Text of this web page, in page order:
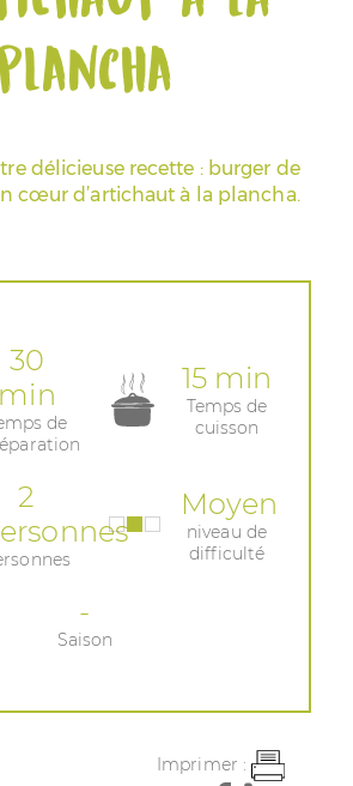
Presse
délicieuse recette : burger de
cœur d’artichaut à la plancha.
30
min
de
15 min
Temps de
cuisson
2
Moyen
niveau de
difficulté
-
Saison
Imprimer :